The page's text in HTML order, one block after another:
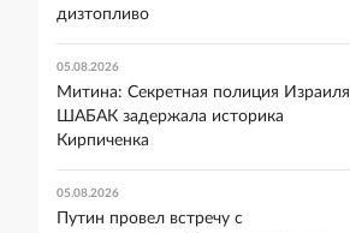
дизтопливо
05.08.2026
Митина: Секретная полиция Израиля
ШАБАК задержала историка
Кирпиченка
05.08.2026
Путин провел встречу с